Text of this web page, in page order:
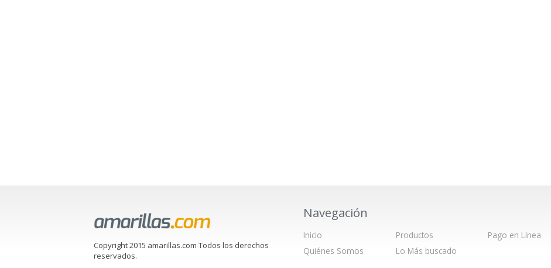
Copyright 2015 amarillas.com Todos los derechos
reservados.
Navegación
Inicio
Quiénes Somos
Productos
Lo Más buscado
Pago en Línea